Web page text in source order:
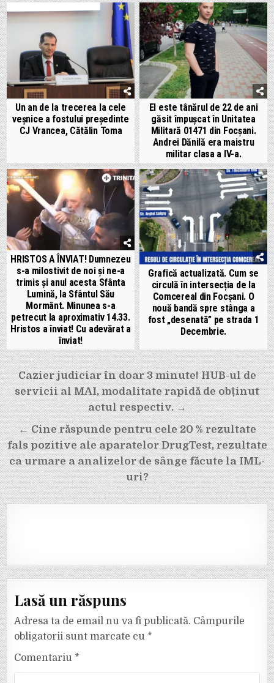
Un an de la trecerea la cele
veșnice a fostului președinte
CJ Vrancea, Cătălin Toma
El este tânărul de 22 de ani
găsit împușcat în Unitatea
Militară 01471 din Focșani.
Andrei Dănilă era maistru
militar clasa a IV-a.
HRISTOS A ÎNVIAT! Dumnezeu
s-a milostivit de noi și ne-a
trimis și anul acesta Sfânta
Lumină, la Sfântul Său
Mormânt. Minunea s-a
petrecut la aproximativ 14.33.
Hristos a înviat! Cu adevărat a
înviat!
Grafică actualizată. Cum se
circulă în intersecția de la
Comcereal din Focșani. O
nouă bandă spre stânga a
fost „desenată” pe strada 1
Decembrie.
Navigare
în
articole
Cazier judiciar în doar 3 minute! HUB-ul de
servicii al MAI, modalitate rapidă de obținut
actul respectiv. →
← Cine răspunde pentru cele 20 % rezultate
fals pozitive ale aparatelor DrugTest, rezultate
ca urmare a analizelor de sânge făcute la IML-
uri?
Lasă un răspuns
Adresa ta de email nu va fi publicată. Câmpurile
obligatorii sunt marcate cu *
Comentariu *